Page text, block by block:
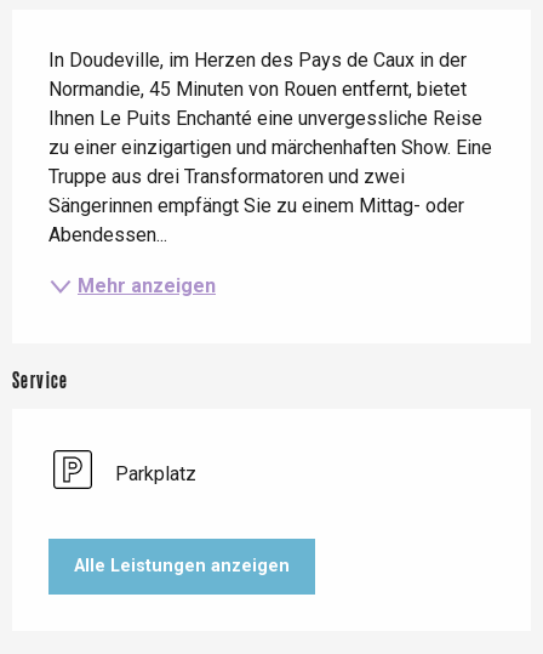
In Doudeville, im Herzen des Pays de Caux in der
Normandie, 45 Minuten von Rouen entfernt, bietet
Ihnen Le Puits Enchanté eine unvergessliche Reise
zu einer einzigartigen und märchenhaften Show. Eine
Truppe aus drei Transformatoren und zwei
Sängerinnen empfängt Sie zu einem Mittag- oder
Abendessen...
Mehr anzeigen
Service
Parkplatz
Alle Leistungen anzeigen